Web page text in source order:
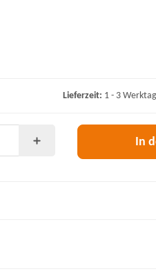
Lieferzeit: 1 - 3
In